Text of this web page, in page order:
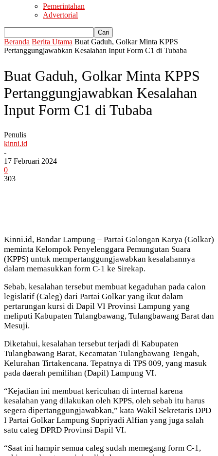
Pemerintahan
Advertorial
Beranda Berita Utama Buat Gaduh, Golkar Minta KPPS
Pertanggungjawabkan Kesalahan Input Form C1 di Tubaba
Buat Gaduh, Golkar Minta KPPS
Pertanggungjawabkan Kesalahan
Input Form C1 di Tubaba
Penulis
kinni.id
-
17 Februari 2024
0
303
Kinni.id, Bandar Lampung – Partai Golongan Karya (Golkar)
meminta Kelompok Penyelenggara Pemungutan Suara
(KPPS) untuk mempertanggungjawabkan kesalahannya
dalam memasukkan form C-1 ke Sirekap.
Sebab, kesalahan tersebut membuat kegaduhan pada calon
legislatif (Caleg) dari Partai Golkar yang ikut dalam
pertarungan kursi di Dapil VI Provinsi Lampung yang
meliputi Kabupaten Tulangbawang, Tulangbawang Barat dan
Mesuji.
Diketahui, kesalahan tersebut terjadi di Kabupaten
Tulangbawang Barat, Kecamatan Tulangbawang Tengah,
Kelurahan Tirtakencana. Tepatnya di TPS 009, yang masuk
pada daerah pemilihan (Dapil) Lampung VI.
“Kejadian ini membuat kericuhan di internal karena
kesalahan yang dilakukan oleh KPPS, oleh sebab itu harus
segera dipertanggungjawabkan,” kata Wakil Sekretaris DPD
I Partai Golkar Lampung Supriyadi Alfian yang juga salah
satu caleg DPRD Provinsi Dapil VI.
“Saat ini hampir semua caleg sudah memegang form C-1,